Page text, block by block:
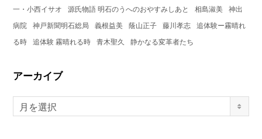
一・小西イサオ
源氏物語 明石のうへのおやすみしあと 相島淑美
神出
病院
神戸新聞明石総局 義根益美 蔭山正子 藤川孝志
追体験ー霧晴れ
る時
追体験 霧晴れる時 青木聖久 静かなる変革者たち
アーカイブ
月を選択